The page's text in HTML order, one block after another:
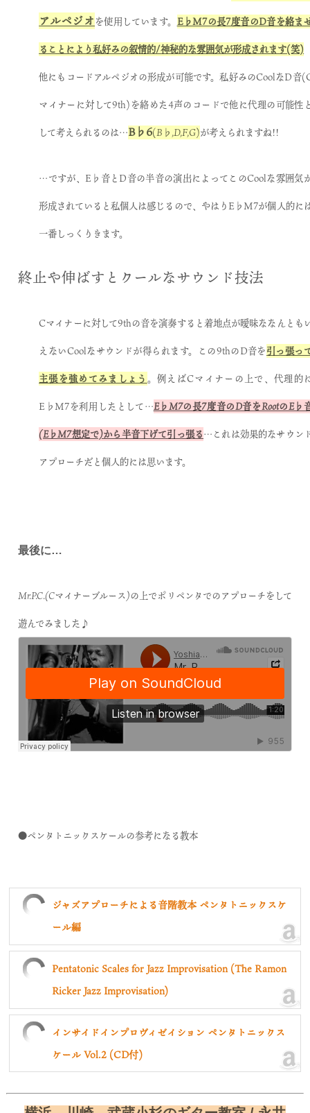
アルペジオ を使用しています。 E♭M7の長7度音のD音を絡ま
ることにより私好みの叙情的/神秘的な雰囲気が形成されます(笑)
他にもコードアルペジオの形成が可能です。私好みのCoolなD音
マイナーに対して9th)を絡めた4声のコードで他に代理の可能性
して考えられるのは…B♭6(B♭,D,F,G)が考えられますね!!
…ですが、E♭音とD音の半音の演出によってこのCoolな雰囲気
形成されていると私個人は感じるので、やはりE♭M7が個人的に
一番しっくりきます。
終止や伸ばすとクールなサウンド技法
Cマイナーに対して9thの音を演奏すると着地点が曖昧ななんとも
えないCoolなサウンドが得られます。この9thのD音を引っ張っ
主張を強めてみましょう 。例えばCマイナーの上で、代理的
E♭M7を利用したとして…E♭M7の長7度音のD音をRootのE♭
(E♭M7想定で)から半音下げて引っ張る…これは効果的なサウン
アプローチだと個人的には思います。
最後に…
Mr.P.C.(Cマイナーブルース)の上でポリペンタでのアプローチをして
遊んでみました♪
●ペンタトニックスケールの参考になる教本
ジャズアプローチによる音階教本 ペンタトニックスケ
ール編
Pentatonic Scales for Jazz Improvisation (The Ramon
Ricker Jazz Improvisation)
インサイドインプロヴィゼイション ペンタトニックス
ケール Vol.2 (CD付)